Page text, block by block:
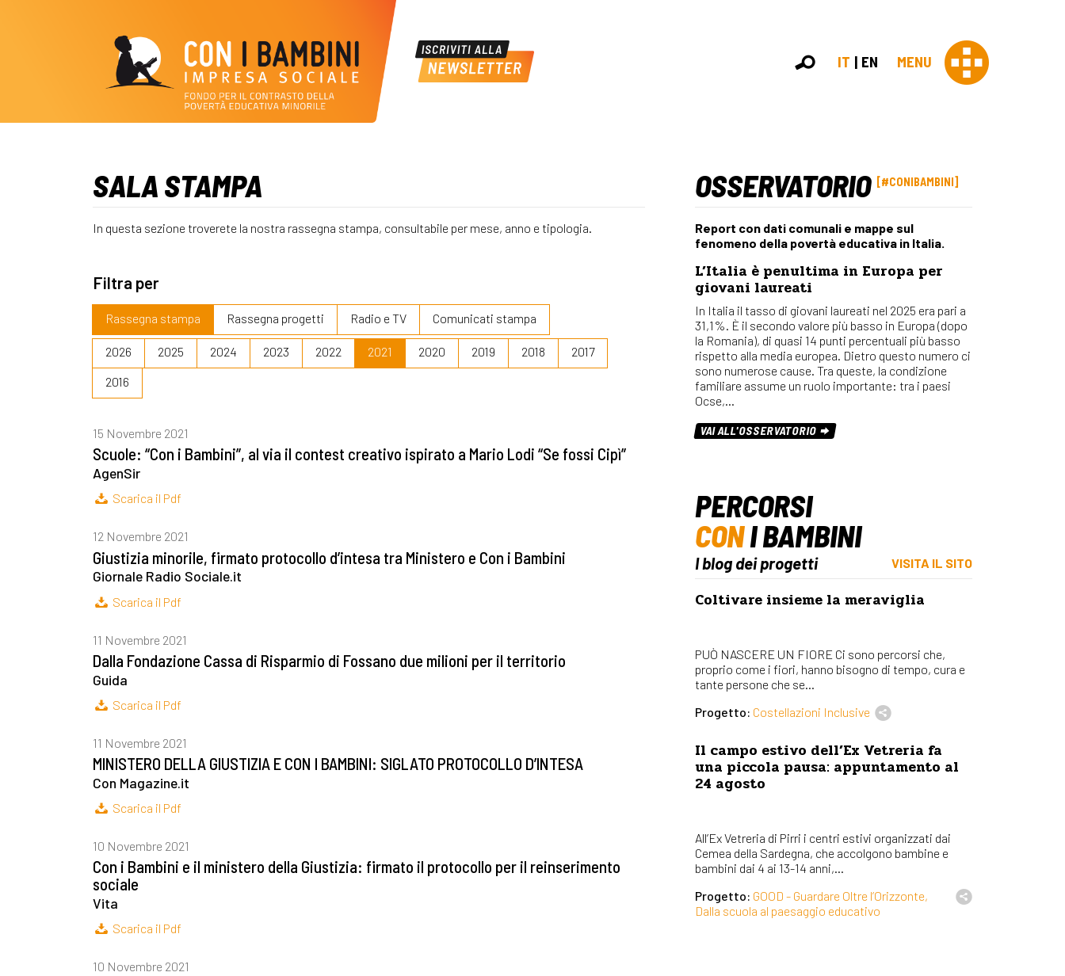
IT EN MENU
SALA STAMPA
In questa sezione troverete la nostra rassegna stampa, consultabile per mese, anno e tipologia.
Filtra per
Rassegna stampa Rassegna progetti Radio e TV Comunicati stampa
2026 2025 2024 2023 2022 2021 2020 2019 2018
2017
2016
15 Novembre 2021
Scuole: “Con i Bambini”, al via il contest creativo ispirato a Mario Lodi “Se fossi Cipì”
AgenSir
Scarica il Pdf
12 Novembre 2021
Giustizia minorile, firmato protocollo d’intesa tra Ministero e Con i Bambini
Giornale Radio Sociale.it
Scarica il Pdf
11 Novembre 2021
Dalla Fondazione Cassa di Risparmio di Fossano due milioni per il territorio
Guida
Scarica il Pdf
11 Novembre 2021
MINISTERO DELLA GIUSTIZIA E CON I BAMBINI: SIGLATO PROTOCOLLO D’INTESA
Con Magazine.it
Scarica il Pdf
10 Novembre 2021
Con i Bambini e il ministero della Giustizia: firmato il protocollo per il reinserimento
sociale
Vita
Scarica il Pdf
10 Novembre 2021
OSSERVATORIO #CONIBAMBINI
Report con dati comunali e mappe sul
fenomeno della povertà educativa in Italia.
L’Italia è penultima in Europa per
giovani laureati
In Italia il tasso di giovani laureati nel 2025 era pari a
31,1%. È il secondo valore più basso in Europa (dopo
la Romania), di quasi 14 punti percentuali più basso
rispetto alla media europea. Dietro questo numero ci
sono numerose cause. Tra queste, la condizione
familiare assume un ruolo importante: tra i paesi
Ocse,…
VAI ALL'OSSERVATORIO
PERCORSI
CONI BAMBINI
I blog dei progetti VISITA IL SITO
Coltivare insieme la meraviglia
PUÒ NASCERE UN FIORE Ci sono percorsi che,
proprio come i fiori, hanno bisogno di tempo, cura e
tante persone che se...
Progetto: Costellazioni Inclusive
Il campo estivo dell’Ex Vetreria fa
una piccola pausa: appuntamento al
24 agosto
All’Ex Vetreria di Pirri i centri estivi organizzati dai
Cemea della Sardegna, che accolgono bambine e
bambini dai 4 ai 13-14 anni,...
Progetto: GOOD - Guardare Oltre l’Orizzonte,
Dalla scuola al paesaggio educativo